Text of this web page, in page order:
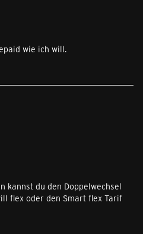
wie ich will.
kannst du den Doppelwechsel
flex oder den Smart flex Tarif